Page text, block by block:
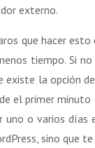
externo.
que hacer
tiempo. Si
existe la opción
el primer
o varios días
sino que